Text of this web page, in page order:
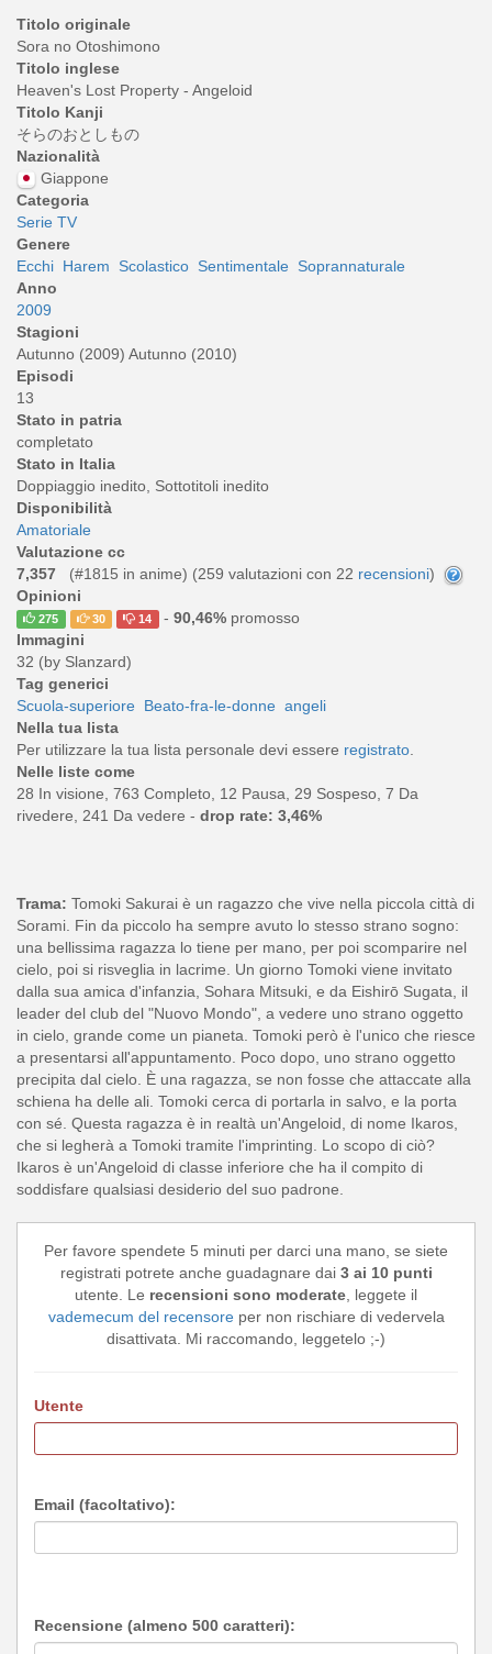
Titolo originale
Sora no Otoshimono
Titolo inglese
Heaven's Lost Property - Angeloid
Titolo Kanji
そらのおとしもの
Nazionalità
Giappone
Categoria
Serie TV
Genere
Ecchi Harem Scolastico Sentimentale Soprannaturale
Anno
2009
Stagioni
Autunno (2009) Autunno (2010)
Episodi
13
Stato in patria
completato
Stato in Italia
Doppiaggio inedito, Sottotitoli inedito
Disponibilità
Amatoriale
Valutazione cc
7,357
(#1815 in anime) (259 valutazioni con 22 recensioni)
Opinioni
275 30 14 - 90,46%promosso
Immagini
32 (by Slanzard)
Tag generici
Scuola-superiore Beato-fra-le-donne angeli
Nella tua lista
Per utilizzare la tua lista personale devi essere registrato.
Nelle liste come
28 In visione, 763 Completo, 12 Pausa, 29 Sospeso, 7 Da
rivedere, 241 Da vedere - drop rate: 3,46%
Trama: Tomoki Sakurai è un ragazzo che vive nella piccola città di
Sorami. Fin da piccolo ha sempre avuto lo stesso strano sogno:
una bellissima ragazza lo tiene per mano, per poi scomparire nel
cielo, poi si risveglia in lacrime. Un giorno Tomoki viene invitato
dalla sua amica d'infanzia, Sohara Mitsuki, e da Eishirō Sugata, il
leader del club del "Nuovo Mondo", a vedere uno strano oggetto
in cielo, grande come un pianeta. Tomoki però è l'unico che riesce
a presentarsi all'appuntamento. Poco dopo, uno strano oggetto
precipita dal cielo. È una ragazza, se non fosse che attaccate alla
schiena ha delle ali. Tomoki cerca di portarla in salvo, e la porta
con sé. Questa ragazza è in realtà un'Angeloid, di nome Ikaros,
che si legherà a Tomoki tramite l'imprinting. Lo scopo di ciò?
Ikaros è un'Angeloid di classe inferiore che ha il compito di
soddisfare qualsiasi desiderio del suo padrone.
Per favore spendete 5 minuti per darci una mano, se siete
registrati potrete anche guadagnare dai 3 ai 10 punti
utente. Le recensioni sono moderate, leggete il
vademecum del recensoreper non rischiare di vedervela
disattivata. Mi raccomando, leggetelo ;-)
Utente
Email (facoltativo):
Recensione (almeno 500 caratteri):